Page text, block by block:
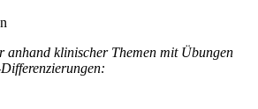
anhand klinischer Themen mit Übungen